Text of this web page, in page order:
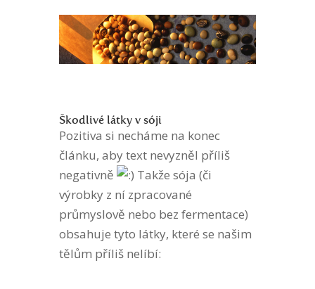
Škodlivé látky v sóji
Pozitiva si necháme na konec
článku, aby text nevyzněl příliš
negativně
Takže sója (či
výrobky z ní zpracované
průmyslově nebo bez fermentace)
obsahuje tyto látky, které se našim
tělům příliš nelíbí: